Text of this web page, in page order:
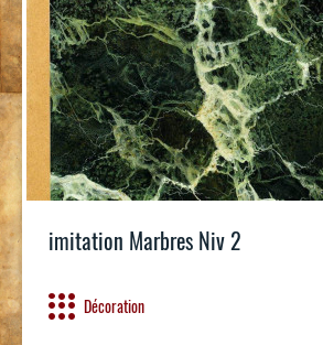
imitation Marbres Niv 2
Décoration